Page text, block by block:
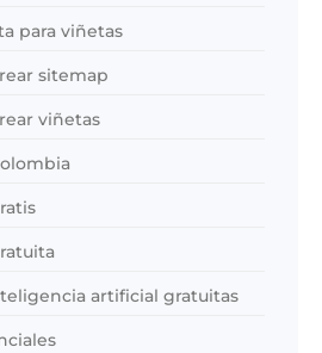
para viñetas
sitemap
viñetas
artificial gratuitas